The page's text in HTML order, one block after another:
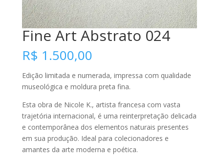
Fine Art Abstrato 024
R$ 1.500,00
Edição limitada e numerada, impressa com qualidade
museológica e moldura preta fina.
Esta obra de Nicole K., artista francesa com vasta
trajetória internacional, é uma reinterpretação delicada
e contemporânea dos elementos naturais presentes
em sua produção. Ideal para colecionadores e
amantes da arte moderna e poética.